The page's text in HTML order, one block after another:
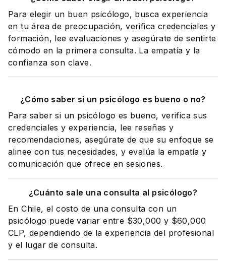
Para elegir un buen psicólogo, busca experiencia
en tu área de preocupación, verifica credenciales y
formación, lee evaluaciones y asegúrate de sentirte
cómodo en la primera consulta. La empatía y la
confianza son clave.
¿Cómo saber si un psicólogo es bueno o no?
Para saber si un psicólogo es bueno, verifica sus
credenciales y experiencia, lee reseñas y
recomendaciones, asegúrate de que su enfoque se
alinee con tus necesidades, y evalúa la empatía y
comunicación que ofrece en sesiones.
¿Cuánto sale una consulta al psicólogo?
En Chile, el costo de una consulta con un
psicólogo puede variar entre $30,000 y $60,000
CLP, dependiendo de la experiencia del profesional
y el lugar de consulta.